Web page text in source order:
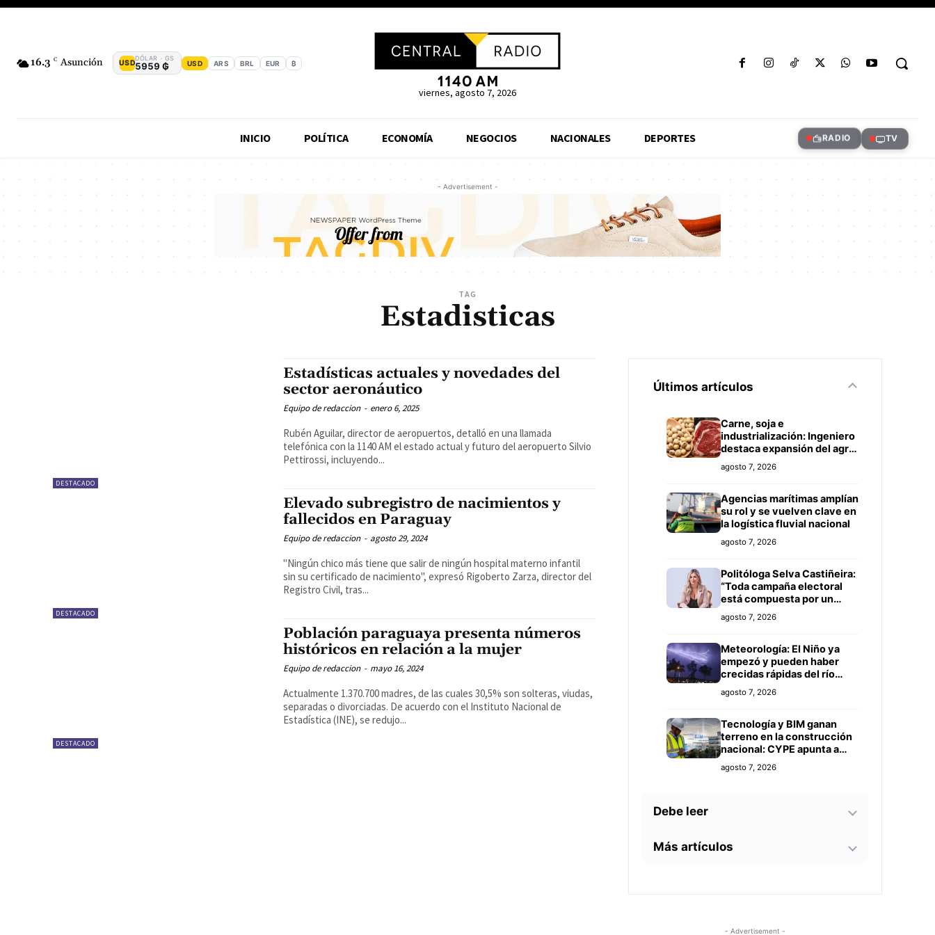
16.3 C Asunción USD
DÓLAR · GS
5959 ₲ USD ARS BRL EUR ₿
viernes, agosto 7, 2026
INICIO POLÍTICA ECONOMÍA NEGOCIOS NACIONALES DEPORTES RADIO TV
- Advertisement -
TAG
Estadisticas
DESTACADO
Estadísticas actuales y novedades del
sector aeronáutico
Equipo de redaccion - enero 6, 2025
Rubén Aguilar, director de aeropuertos, detalló en una llamada
telefónica con la 1140 AM el estado actual y futuro del aeropuerto Silvio
Pettirossi, incluyendo...
DESTACADO
Elevado subregistro de nacimientos y
fallecidos en Paraguay
Equipo de redaccion - agosto 29, 2024
"Ningún chico más tiene que salir de ningún hospital materno infantil
sin su certificado de nacimiento", expresó Rigoberto Zarza, director del
Registro Civil, tras...
DESTACADO
Población paraguaya presenta números
históricos en relación a la mujer
Equipo de redaccion - mayo 16, 2024
Actualmente 1.370.700 madres, de las cuales 30,5% son solteras, viudas,
separadas o divorciadas. De acuerdo con el Instituto Nacional de
Estadística (INE), se redujo...
Últimos artículos
Carne, soja e
industrialización: Ingeniero
destaca expansión del agro
paraguayo hacia más
mercados
agosto 7, 2026
Agencias marítimas amplían
su rol y se vuelven clave en
la logística fluvial nacional
agosto 7, 2026
Politóloga Selva Castiñeira:
“Toda campaña electoral
está compuesta por un
equipo de profesionales”
agosto 7, 2026
Meteorología: El Niño ya
empezó y pueden haber
crecidas rápidas del río
Paraguay
agosto 7, 2026
Tecnología y BIM ganan
terreno en la construcción
nacional: CYPE apunta a
reducir errores y
sobrecostos
agosto 7, 2026
Debe leer
Este 15 de agosto
Más artículos
agosto 6, 2026
- Advertisement -